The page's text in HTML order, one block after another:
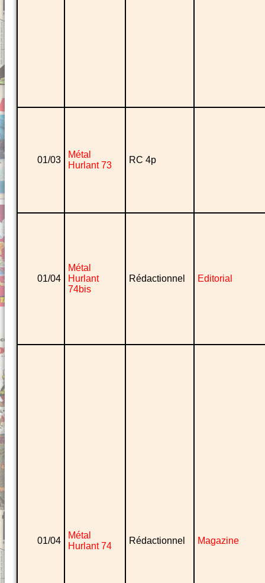
01/03
Métal
Hurlant 73
RC 4p
01/04
Métal
Hurlant
74bis
Rédactionnel Editorial
01/04
Métal
Hurlant 74
Rédactionnel Magazine